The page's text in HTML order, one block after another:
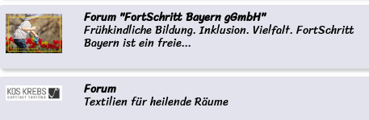
Forum "FortSchritt Bayern gGmbH"
Frühkindliche Bildung. Inklusion. Vielfalt. FortSchritt
Bayern ist ein freie...
Forum
Textilien für heilende Räume